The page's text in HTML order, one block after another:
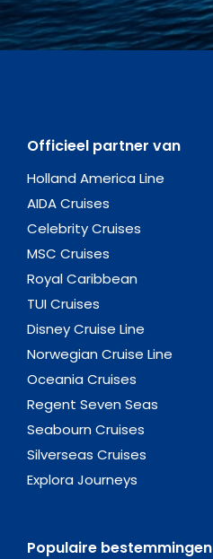
Officieel partner van
Holland America Line
AIDA Cruises
Celebrity Cruises
MSC Cruises
Royal Caribbean
TUI Cruises
Disney Cruise Line
Norwegian Cruise Line
Oceania Cruises
Regent Seven Seas
Seabourn Cruises
Silverseas Cruises
Explora Journeys
Populaire bestemmingen